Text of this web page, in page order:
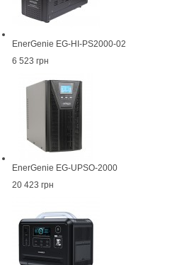
EnerGenie EG-HI-PS2000-02
6 523 грн
EnerGenie EG-UPSO-2000
20 423 грн